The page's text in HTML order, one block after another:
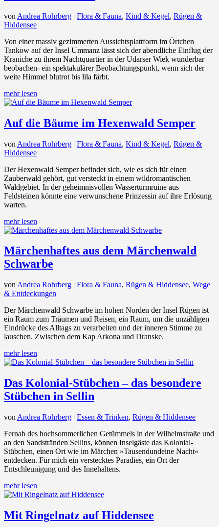
von Andrea Rohrberg | Flora & Fauna, Kind & Kegel, Rügen &
Hiddensee
Von einer massiv gezimmerten Aussichtsplattform im Örtchen
Tankow auf der Insel Ummanz lässt sich der abendliche Einflug der
Kraniche zu ihrem Nachtquartier in der Udarser Wiek wunderbar
beobachen- ein spektakulärer Beobachtungspunkt, wenn sich der
weite Himmel blutrot bis lila färbt.
mehr lesen
Auf die Bäume im Hexenwald Semper
von Andrea Rohrberg | Flora & Fauna, Kind & Kegel, Rügen &
Hiddensee
Der Hexenwald Semper befindet sich, wie es sich für einen
Zauberwald gehört, gut versteckt in einem wildromantischen
Waldgebiet. In der geheimnisvollen Wasserturmruine aus
Feldsteinen könnte eine verwunschene Prinzessin auf ihre Erlösung
warten.
mehr lesen
Märchenhaftes aus dem Märchenwald
Schwarbe
von Andrea Rohrberg | Flora & Fauna, Rügen & Hiddensee, Wege
& Entdeckungen
Der Märchenwald Schwarbe im hohen Norden der Insel Rügen ist
ein Raum zum Träumen und Reisen, ein Raum, um die unzähligen
Eindrücke des Alltags zu verarbeiten und der inneren Stimme zu
lauschen. Zwischen dem Kap Arkona und Dranske.
mehr lesen
Das Kolonial-Stübchen – das besondere
Stübchen in Sellin
von Andrea Rohrberg | Essen & Trinken, Rügen & Hiddensee
Fernab des hochsommerlichen Getümmels in der Wilhelmstraße und
an den Sandstränden Sellins, können Inselgäste das Kolonial-
Stübchen, einen Ort wie im Märchen »Tausendundeine Nacht«
entdecken. Für mich ein verstecktes Paradies, ein Ort der
Entschleunigung und des Innehaltens.
mehr lesen
Mit Ringelnatz auf Hiddensee